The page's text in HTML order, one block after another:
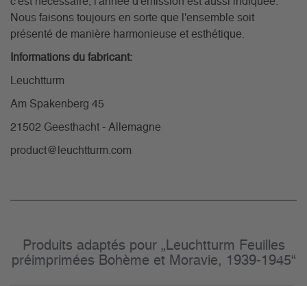
Nous faisons toujours en sorte que l'ensemble soit
présenté de manière harmonieuse et esthétique.
Informations du fabricant:
Leuchtturm
Am Spakenberg 45
21502 Geesthacht - Allemagne
product@leuchtturm.com
Produits adaptés pour „Leuchtturm Feuilles
préimprimées Bohème et Moravie, 1939-1945“